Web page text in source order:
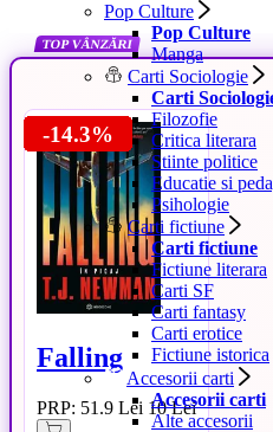
Pop Culture
Pop Culture
Manga
Carti Sociologie
Carti
Filozofie
Critica literara
Stiinte politice
Educatie si
Psihologie
Carti fictiune
Carti fictiune
Fictiune literara
Carti SF
Carti fantasy
Carti erotice
Fictiune istorica
Accesorii carti
Accesorii carti
Alte accesorii
TOP VÂNZĂRI
-80.7%
Falling
PRP: 51.9 Lei 10 Lei
-63.8%
-80.7%
-80.7%
-80.7%
-80.7%
-25.5%
-23.7%
-30.1%
-19%
-20%
-16.7%
-16.7%
-14.3%
-16.7%
-20%
-16.7%
-16.7%
-16.7%
-14.3%